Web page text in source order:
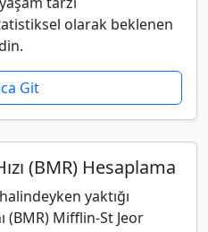
olarak beklenen
Git
(BMR) Hesaplama
yaktığı
(BMR) Mifflin-St Jeor